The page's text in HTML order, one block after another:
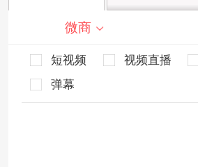
微商
短视频 视频直播
弹幕